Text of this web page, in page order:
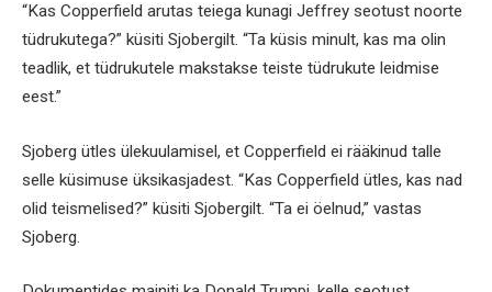
“Kas Copperfield arutas teiega kunagi Jeffrey seotust noorte
tüdrukutega?” küsiti Sjobergilt. “Ta küsis minult, kas ma olin
teadlik, et tüdrukutele makstakse teiste tüdrukute leidmise
eest.”
Sjoberg ütles ülekuulamisel, et Copperfield ei rääkinud talle
selle küsimuse üksikasjadest. “Kas Copperfield ütles, kas nad
olid teismelised?” küsiti Sjobergilt. “Ta ei öelnud,” vastas
Sjoberg.